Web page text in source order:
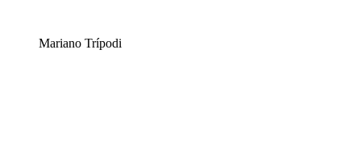
Mariano Trípodi